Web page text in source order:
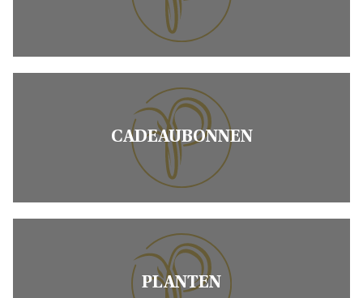
CADEAUBONNEN
PLANTEN